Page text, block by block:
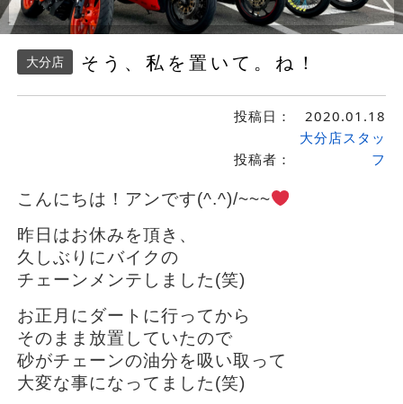
大分店 そう、私を置いて。ね！
投稿日： 2020.01.18
投稿者：
大分店スタッ
フ
こんにちは！アンです(^.^)/~~~
昨日はお休みを頂き、
久しぶりにバイクの
チェーンメンテしました(笑)
お正月にダートに行ってから
そのまま放置していたので
砂がチェーンの油分を吸い取って
大変な事になってました(笑)